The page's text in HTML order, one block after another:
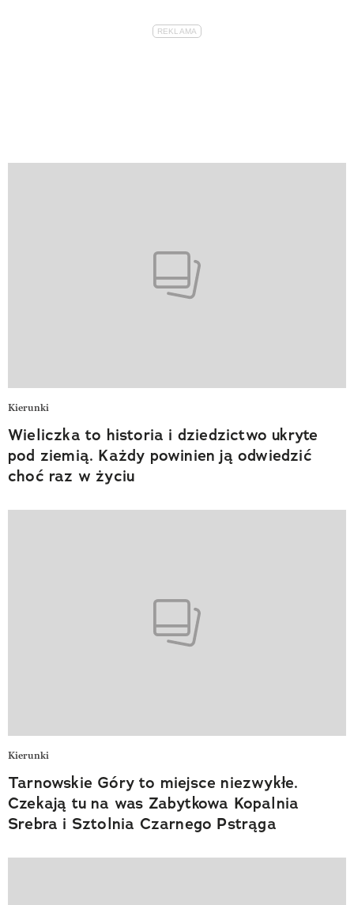
Kierunki
Wieliczka to historia i dziedzictwo ukryte
pod ziemią. Każdy powinien ją odwiedzić
choć raz w życiu
Kierunki
Tarnowskie Góry to miejsce niezwykłe.
Czekają tu na was Zabytkowa Kopalnia
Srebra i Sztolnia Czarnego Pstrąga